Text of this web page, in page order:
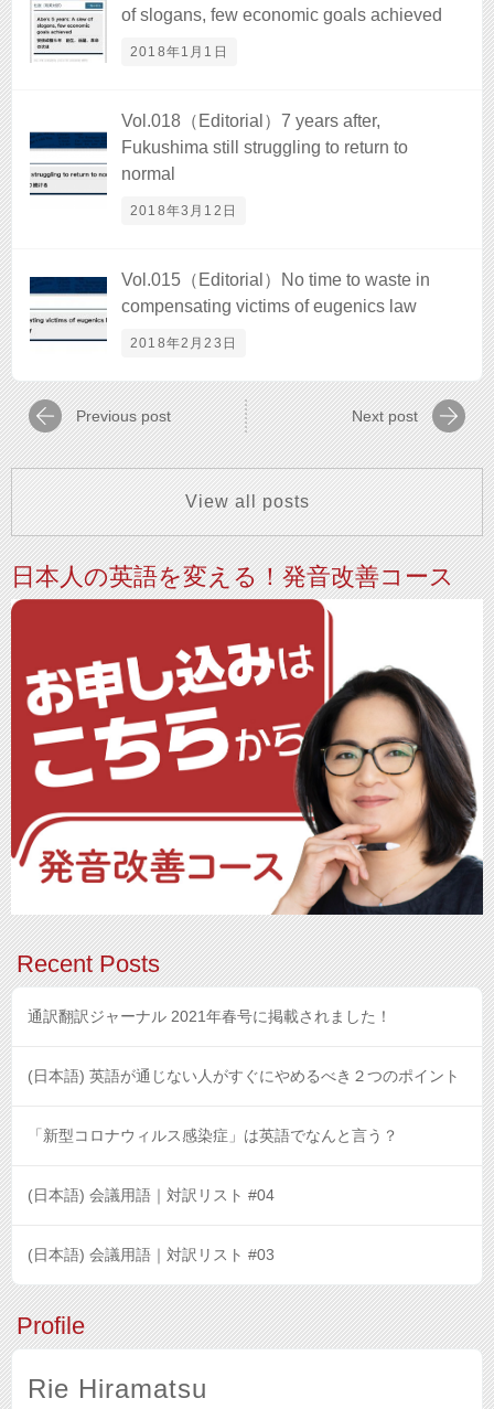
of slogans, few economic goals achieved
2018年1月1日
Vol.018（Editorial）7 years after,
Fukushima still struggling to return to
normal
2018年3月12日
Vol.015（Editorial）No time to waste in
compensating victims of eugenics law
2018年2月23日
Previous post Next post
View all posts
日本人の英語を変える！発音改善コース
Recent Posts
通訳翻訳ジャーナル 2021年春号に掲載されました！
(日本語) 英語が通じない人がすぐにやめるべき２つのポイント
「新型コロナウィルス感染症」は英語でなんと言う？
(日本語) 会議用語｜対訳リスト #04
(日本語) 会議用語｜対訳リスト #03
Profile
Rie Hiramatsu